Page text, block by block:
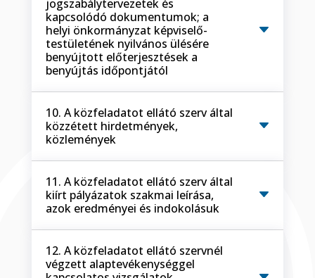
jogszabálytervezetek és
kapcsolódó dokumentumok; a
helyi önkormányzat képviselő-
testületének nyilvános ülésére
benyújtott előterjesztések a
benyújtás időpontjától
10. A közfeladatot ellátó szerv által
közzétett hirdetmények,
közlemények
11. A közfeladatot ellátó szerv által
kiírt pályázatok szakmai leírása,
azok eredményei és indokolásuk
12. A közfeladatot ellátó szervnél
végzett alaptevékenységgel